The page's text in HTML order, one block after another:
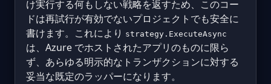
け実行する何もしない戦略を返すため、このコー
ドは再試行が有効でないプロジェクトでも安全に
書けます。これにより strategy.ExecuteAsync
は、Azure でホストされたアプリのものに限ら
ず、あらゆる明示的なトランザクションに対する
妥当な既定のラッパーになります。